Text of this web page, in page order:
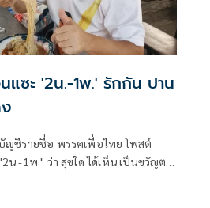
ซะ '2น.-1พ.' รักกัน ปาน
ญชีรายชื่อ พรรคเพื่อไทย โพสต์
น.-1พ." ว่า สุขใด ได้เห็น เป็นขวัญตา